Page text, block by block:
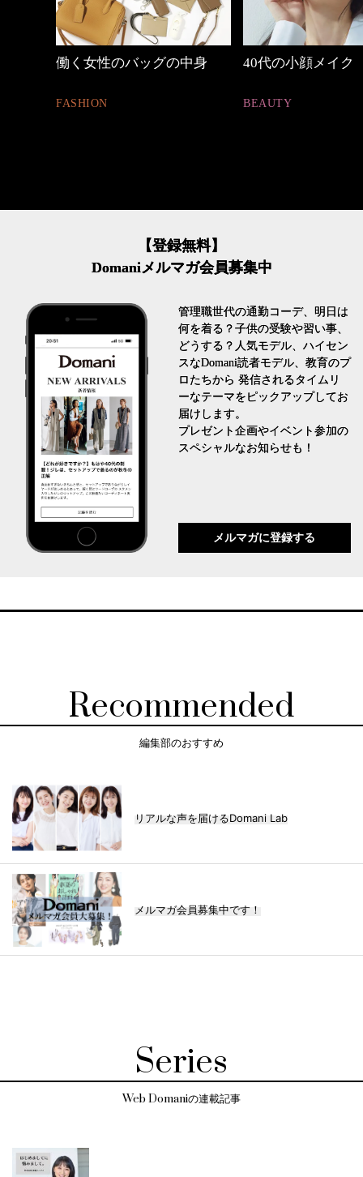
働く女性のバッグの中身
FASHION
40代の小顔メイク
BEAUTY
【登録無料】
Domaniメルマガ会員募集中
管理職世代の通勤コーデ、明日は
何を着る？子供の受験や習い事、
どうする？人気モデル、ハイセン
スなDomani読者モデル、教育のプ
ロたちから 発信されるタイムリ
ーなテーマをピックアップしてお
届けします。
プレゼント企画やイベント参加の
スペシャルなお知らせも！
メルマガに登録する
Recommended
編集部のおすすめ
リアルな声を届けるDomani Lab
メルマガ会員募集中です！
Series
Web Domaniの連載記事